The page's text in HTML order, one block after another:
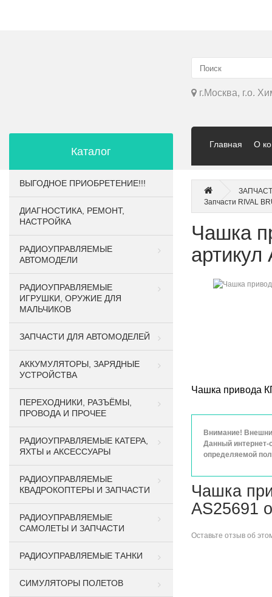
г.Москва, г.о.
Главная О
Каталог
ВЫГОДНОЕ ПРИОБРЕТЕНИЕ!!!
ДИАГНОСТИКА, РЕМОНТ,
НАСТРОЙКА
РАДИОУПРАВЛЯЕМЫЕ
АВТОМОДЕЛИ
РАДИОУПРАВЛЯЕМЫЕ
ИГРУШКИ, ОРУЖИЕ ДЛЯ
МАЛЬЧИКОВ
ЗАПЧАСТИ ДЛЯ АВТОМОДЕЛЕЙ
АККУМУЛЯТОРЫ, ЗАРЯДНЫЕ
УСТРОЙСТВА
ПЕРЕХОДНИКИ, РАЗЪЁМЫ,
ПРОВОДА И ПРОЧЕЕ
РАДИОУПРАВЛЯЕМЫЕ КАТЕРА,
ЯХТЫ и АКСЕССУАРЫ
РАДИОУПРАВЛЯЕМЫЕ
КВАДРОКОПТЕРЫ И ЗАПЧАСТИ
РАДИОУПРАВЛЯЕМЫЕ
САМОЛЕТЫ И ЗАПЧАСТИ
РАДИОУПРАВЛЯЕМЫЕ ТАНКИ
СИМУЛЯТОРЫ ПОЛЕТОВ
Запчасти RIVAL
Чашка
артикул
Чашка привода
Внимание!
Данный интернет-
определяемой
Чашка
AS25691
Оставьте отзыв об